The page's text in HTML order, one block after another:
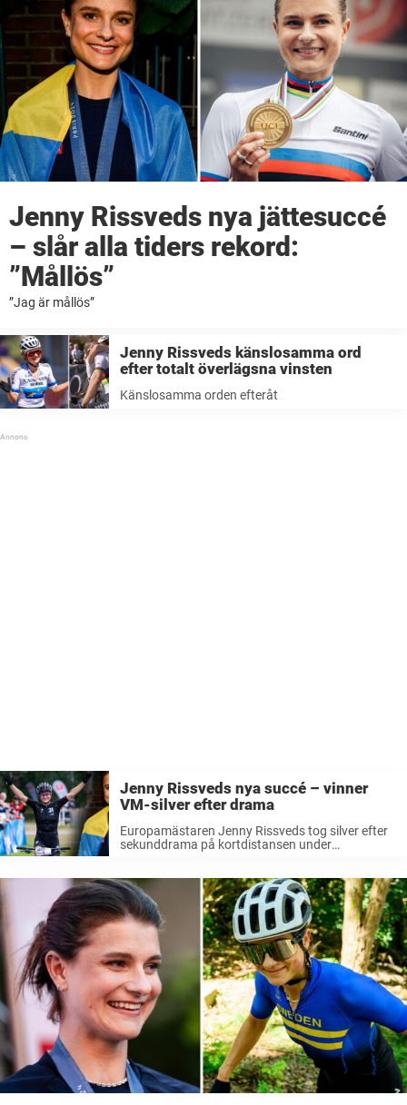
Jenny Rissveds nya jättesuccé
– slår alla tiders rekord:
”Mållös”
”Jag är mållös”
Jenny Rissveds känslosamma ord
efter totalt överlägsna vinsten
Känslosamma orden efteråt
Jenny Rissveds nya succé – vinner
VM-silver efter drama
Europamästaren Jenny Rissveds tog silver efter
sekunddrama på kortdistansen under
hemmaåkaren Alessandra Keller som vann på
tiden 20.43. Jennifer Jackson, Kanada, tog
brons. LÄS ...